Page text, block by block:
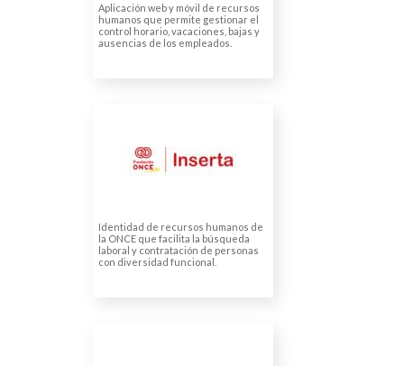
Aplicación web y móvil de recursos
humanos que permite gestionar el
control horario, vacaciones, bajas y
ausencias de los empleados.
Identidad de recursos humanos de
la ONCE que facilita la búsqueda
laboral y contratación de personas
con diversidad funcional.
Traducción multilingüe guía